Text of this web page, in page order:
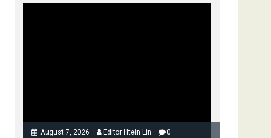
August 7, 2026 Editor Htein Lin 0